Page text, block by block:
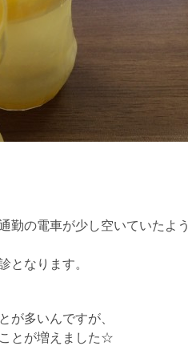
勤の電車が少し空いていたよう
となります。
が多いんですが、
とが増えました☆